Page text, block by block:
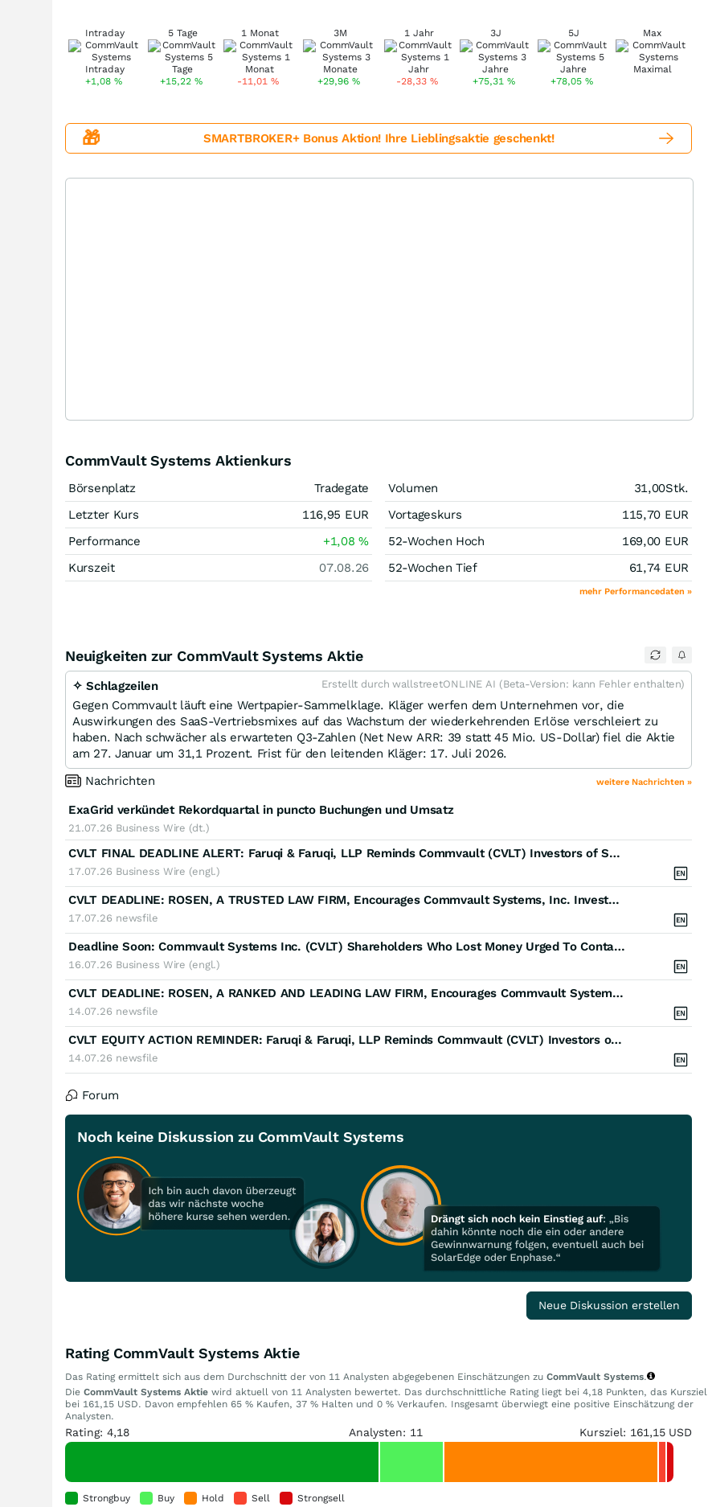
Intraday
+1,08 %
5 Tage
+15,22 %
1 Monat
-11,01%
3M
+29,96 %
1 Jahr
-28,33%
3J
+75,31%
5J
+78,05%
Max
🎁 SMARTBROKER+ Bonus Aktion! Ihre Lieblingsaktie geschenkt!
CommVault Systems Aktienkurs
Börsenplatz
Tradegate
Letzter Kurs
116,95 EUR
Performance
+1,08%
Kurszeit
07.08.26
Volumen 31,00Stk.
Vortageskurs
115,70 EUR
52-Wochen Hoch
169,00 EUR
52-Wochen Tief
61,74 EUR
mehr Performancedaten »
Neuigkeiten zur CommVault Systems Aktie
✧ Schlagzeilen Erstellt durch wallstreetONLINE AI (Beta-Version: kann Fehler enthalten)
Gegen Commvault läuft eine Wertpapier-Sammelklage. Kläger werfen dem Unternehmen vor, die
Auswirkungen des SaaS-Vertriebsmixes auf das Wachstum der wiederkehrenden Erlöse verschleiert zu
haben. Nach schwächer als erwarteten Q3-Zahlen (Net New ARR: 39 statt 45 Mio. US-Dollar) fiel die Aktie
am 27. Januar um 31,1 Prozent. Frist für den leitenden Kläger: 17. Juli 2026.
Nachrichten
weitere Nachrichten »
ExaGrid verkündet Rekordquartal in puncto Buchungen und Umsatz
21.07.26 Business Wire (dt.)
CVLT FINAL DEADLINE ALERT: Faruqi & Faruqi, LLP Reminds Commvault (CVLT) Investors of Securities Class Action Lawsuit Deadline on July 17, 2026
17.07.26 Business Wire (engl.)
CVLT DEADLINE: ROSEN, A TRUSTED LAW FIRM, Encourages Commvault Systems, Inc. Investors with Losses in Excess of $100K to Secure Counsel Before Important July 17 Deadline in Securities Class Action - CVLT
17.07.26 newsfile
Deadline Soon: Commvault Systems Inc. (CVLT) Shareholders Who Lost Money Urged To Contact The Law Offices of Frank R. Cruz About Securities Fraud Lawsuit
16.07.26 Business Wire (engl.)
CVLT DEADLINE: ROSEN, A RANKED AND LEADING LAW FIRM, Encourages Commvault Systems, Inc. Investors with Losses in Excess of $100K to Secure Counsel Before Important July 17 Deadline in Securities Class Action - CVLT
14.07.26 newsfile
CVLT EQUITY ACTION REMINDER: Faruqi & Faruqi, LLP Reminds Commvault (CVLT) Investors of Securities Class Action Lawsuit Deadline on July 17, 2026
14.07.26 newsfile
Forum
Noch keine Diskussion zu CommVault Systems
Neue Diskussion erstellen
Rating CommVault Systems Aktie
Das Rating ermittelt sich aus dem Durchschnitt der von 11 Analysten abgegebenen Einschätzungen zu CommVault Systems.
Die CommVault Systems Aktie wird aktuell von 11 Analysten bewertet. Das durchschnittliche Rating liegt bei 4,18 Punkten, das Kursziel
bei 161,15 USD. Davon empfehlen 65 % Kaufen, 37 % Halten und 0 % Verkaufen. Insgesamt überwiegt eine positive Einschätzung der
Analysten.
Rating: 4,18 Analysten: 11 Kursziel: 161,15 USD
Strongbuy Buy Hold Sell Strongsell